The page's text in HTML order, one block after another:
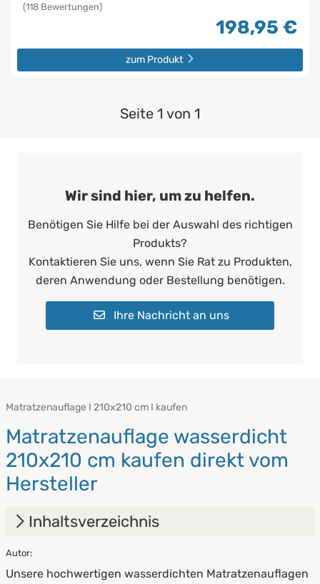
(118 Bewertungen)
198,95 €
zum Produkt
Seite 1 von 1
Wir sind hier, um zu helfen.
Benötigen Sie Hilfe bei der Auswahl des richtigen
Produkts?
Kontaktieren Sie uns, wenn Sie Rat zu Produkten,
deren Anwendung oder Bestellung benötigen.
Ihre Nachricht an uns
Matratzenauflage I 210x210 cm I kaufen
Matratzenauflage wasserdicht
210x210 cm kaufen direkt vom
Hersteller
Inhaltsverzeichnis
1.
Größen] - Bettauflage bei Inkontinenz
Autor:
Unsere hochwertigen wasserdichten Matratzenauflagen